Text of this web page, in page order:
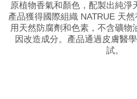
原植物香氣和顏色，配製出純淨
產品獲得國際組織 NATRUE 天
用天然防腐劑和色素，不含礦物
因改造成分。產品通過皮膚醫
試。